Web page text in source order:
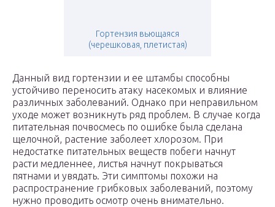
Гортензия вьющаяся
(черешковая, плетистая)
Данный вид гортензии и ее штамбы способны
устойчиво переносить атаку насекомых и влияние
различных заболеваний. Однако при неправильном
уходе может возникнуть ряд проблем. В случае когда
питательная почвосмесь по ошибке была сделана
щелочной, растение заболеет хлорозом. При
недостатке питательных веществ побеги начнут
расти медленнее, листья начнут покрываться
пятнами и увядать. Эти симптомы похожи на
распространение грибковых заболеваний, поэтому
нужно проводить осмотр очень внимательно.